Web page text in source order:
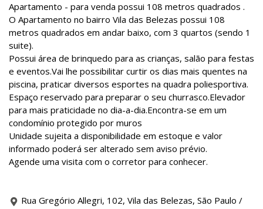
Apartamento - para venda possui 108 metros quadrados .
O Apartamento no bairro Vila das Belezas possui 108
metros quadrados em andar baixo, com 3 quartos (sendo 1
suite).
Possui área de brinquedo para as crianças, salão para festas
e eventos.Vai lhe possibilitar curtir os dias mais quentes na
piscina, praticar diversos esportes na quadra poliesportiva.
Espaço reservado para preparar o seu churrasco.Elevador
para mais praticidade no dia-a-dia.Encontra-se em um
condomínio protegido por muros
Unidade sujeita a disponibilidade em estoque e valor
informado poderá ser alterado sem aviso prévio.
Agende uma visita com o corretor para conhecer.
Rua Gregório Allegri, 102, Vila das Belezas, São Paulo /